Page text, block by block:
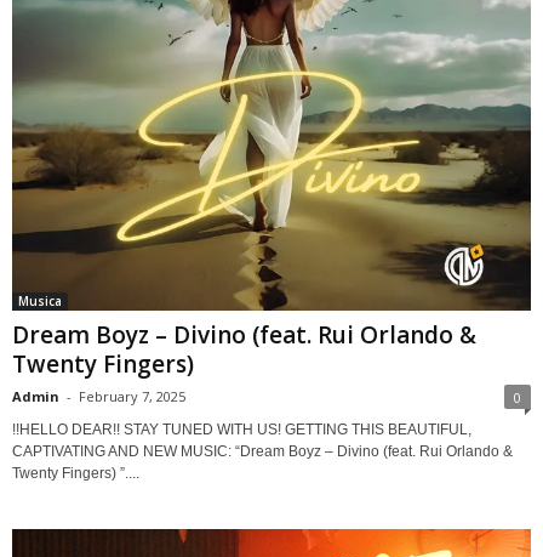
Musica
Dream Boyz – Divino (feat. Rui Orlando &
Twenty Fingers)
Admin - February 7, 2025 0
!!HELLO DEAR!! STAY TUNED WITH US! GETTING THIS BEAUTIFUL,
CAPTIVATING AND NEW MUSIC: “Dream Boyz – Divino (feat. Rui Orlando &
Twenty Fingers) ”....